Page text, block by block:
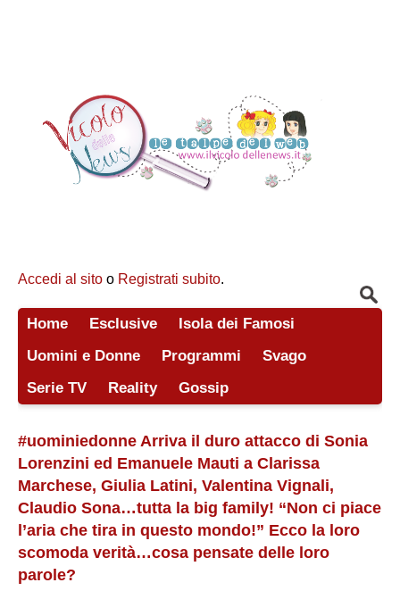
Accedi al sito o Registrati subito.
Home Esclusive
Isola dei Famosi
Uomini e Donne
Programmi
Svago
Serie TV
Reality Gossip
#uominiedonne Arriva il duro attacco di Sonia
Lorenzini ed Emanuele Mauti a Clarissa
Marchese, Giulia Latini, Valentina Vignali,
Claudio Sona…tutta la big family! “Non ci piace
l’aria che tira in questo mondo!” Ecco la loro
scomoda verità…cosa pensate delle loro
parole?